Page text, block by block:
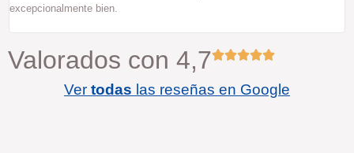
excepcionalmente bien.
Valorados con 4,7
Ver todas las reseñas en Google